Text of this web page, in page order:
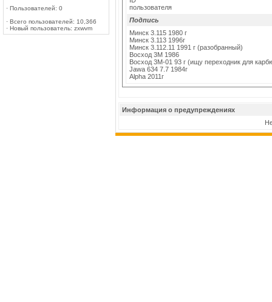
· Пользователей: 0
· Всего пользователей: 10,366
· Новый пользователь: zxwvm
пользователя
Подпись
Минск 3.115 1980 г
Минск 3.113 1996г
Минск 3.112.11 1991 г (разобранный)
Восход 3M 1986
Восход 3М-01 93 г (ищу переходник для
Jawa 634 7.7 1984г
Alpha 2011г
Информация о предупреждениях